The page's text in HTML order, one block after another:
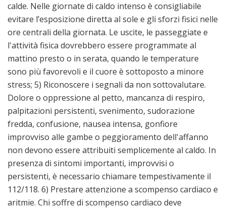
calde. Nelle giornate di caldo intenso è consigliabile
evitare l’esposizione diretta al sole e gli sforzi fisici nelle
ore centrali della giornata. Le uscite, le passeggiate e
l'attività fisica dovrebbero essere programmate al
mattino presto o in serata, quando le temperature
sono più favorevoli e il cuore è sottoposto a minore
stress; 5) Riconoscere i segnali da non sottovalutare.
Dolore o oppressione al petto, mancanza di respiro,
palpitazioni persistenti, svenimento, sudorazione
fredda, confusione, nausea intensa, gonfiore
improvviso alle gambe o peggioramento dell'affanno
non devono essere attribuiti semplicemente al caldo. In
presenza di sintomi importanti, improvvisi o
persistenti, è necessario chiamare tempestivamente il
112/118. 6) Prestare attenzione a scompenso cardiaco e
aritmie. Chi soffre di scompenso cardiaco deve